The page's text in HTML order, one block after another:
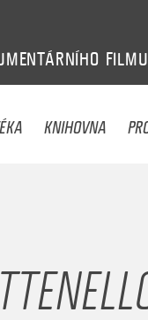
FILMU
KNIHOVNA